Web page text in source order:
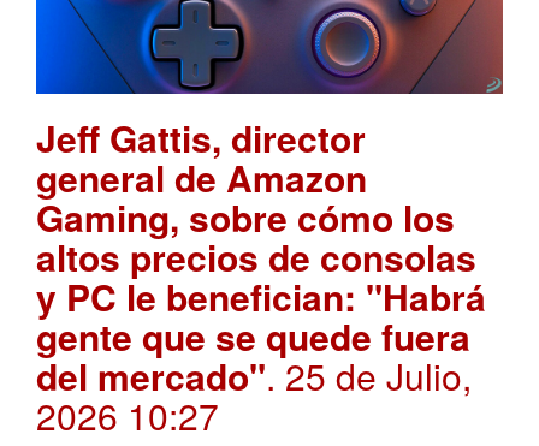
Jeff Gattis, director
general de Amazon
Gaming, sobre cómo los
altos precios de consolas
y PC le benefician: "Habrá
gente que se quede fuera
del mercado". 25 de Julio,
2026 10:27